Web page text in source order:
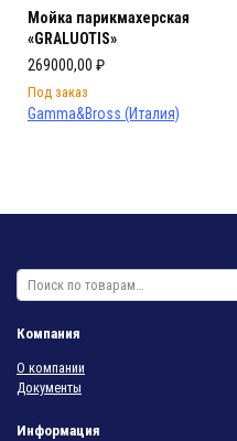
Мойка парикмахерская
«GRALUOTIS»
269000,00 ₽
Под заказ
Gamma&Bross (Италия)
Искать:
Компания
О компании
Документы
Информация